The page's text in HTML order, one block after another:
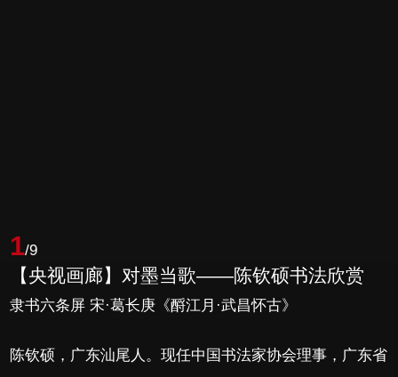
1/9
【央视画廊】对墨当歌——陈钦硕书法欣赏
隶书六条屏 宋·葛长庚《酹江月·武昌怀古》
陈钦硕，广东汕尾人。现任中国书法家协会理事，广东省